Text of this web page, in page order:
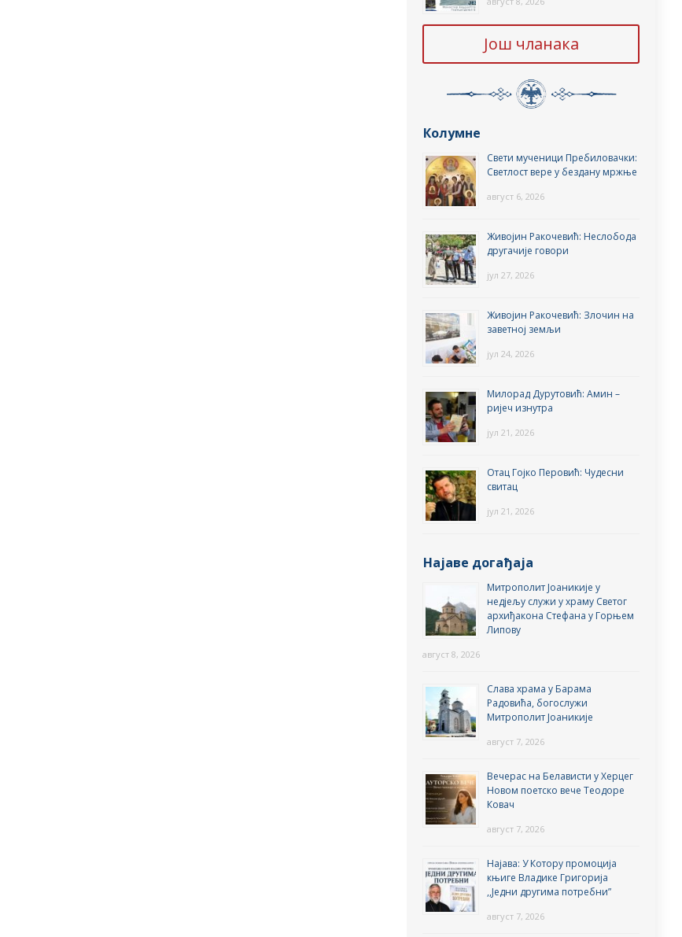
Још чланака
Колумне
Свети мученици Пребиловачки:
Светлост вере у бездану мржње
август 6, 2026
Живојин Ракочевић: Неслобода
другачије говори
јул 27, 2026
Живојин Ракочевић: Злочин на
заветној земљи
јул 24, 2026
Милорад Дурутовић: Амин –
ријеч изнутра
јул 21, 2026
Отац Гојко Перовић: Чудесни
свитац
јул 21, 2026
Најаве догађаја
Митрополит Јоаникије у
недјељу служи у храму Светог
архиђакона Стефана у Горњем
Липову
август 8, 2026
Слава храма у Барама
Радовића, богослужи
Митрополит Јоаникије
август 7, 2026
Вечерас на Белависти у Херцег
Новом поетско вече Теодоре
Ковач
август 7, 2026
Најава: У Котору промоција
књиге Владике Григорија
,,Једни другима потребни”
август 7, 2026